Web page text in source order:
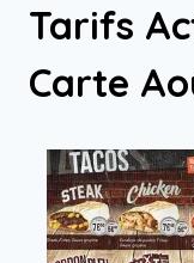
Tarifs
Carte